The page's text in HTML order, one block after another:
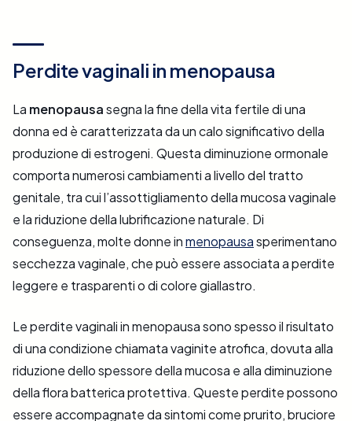
Perdite vaginali in menopausa
La menopausasegna la fine della vita fertile di una
donna ed è caratterizzata da un calo significativo della
produzione di estrogeni. Questa diminuzione ormonale
comporta numerosi cambiamenti a livello del tratto
genitale, tra cui l’assottigliamento della mucosa vaginale
e la riduzione della lubrificazione naturale. Di
conseguenza, molte donne inmenopausasperimentano
secchezza vaginale, che può essere associata a perdite
leggere e trasparenti o di colore giallastro.
Le perdite vaginali in menopausa sono spesso il risultato
di una condizione chiamata vaginite atrofica, dovuta alla
riduzione dello spessore della mucosa e alla diminuzione
della flora batterica protettiva. Queste perdite possono
essere accompagnate da sintomi come prurito, bruciore